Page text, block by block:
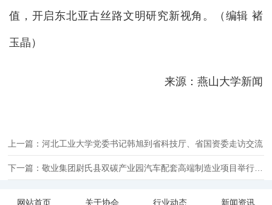
值，开启东北亚古丝路文明研究新视角。（编辑 褚
玉晶）
来源：燕山大学新闻
上一篇：河北工业大学党委书记韩旭到省科技厅、省国资委走访交流
下一篇：敬业集团尉氏县双碳产业园汽车配套高端制造业项目举行开工仪式
网站首页 关于协会 行业动态 新闻资讯